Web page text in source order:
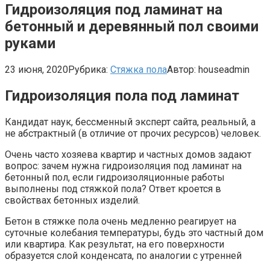
Гидроизоляция под ламинат на
бетонный и деревянный пол своими
руками
23 июня, 2020Рубрика: Стяжка полаАвтор: houseadmin
Гидроизоляция пола под ламинат
Кандидат наук, бессменный эксперт сайта, реальный, а
не абстрактный (в отличие от прочих ресурсов) человек.
Очень часто хозяева квартир и частных домов задают
вопрос: зачем нужна гидроизоляция под ламинат на
бетонный пол, если гидроизоляционные работы
выполнены под стяжкой пола? Ответ кроется в
свойствах бетонных изделий.
Бетон в стяжке пола очень медленно реагирует на
суточные колебания температуры, будь это частный дом
или квартира. Как результат, на его поверхности
образуется слой конденсата, по аналогии с утренней